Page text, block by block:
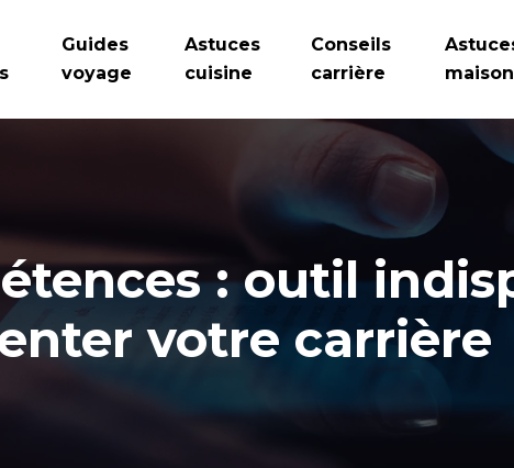
Guides
voyage
Astuces
cuisine
Conseils
carrière
maison
: outil
votre carrière